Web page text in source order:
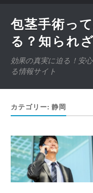
包茎手術っ
る？知られ
効果の真実に迫る！安
る情報サイト
カテゴリー:静岡